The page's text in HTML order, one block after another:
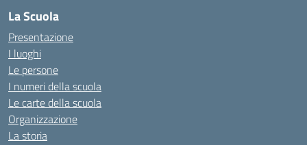
La Scuola
Presentazione
I luoghi
Le persone
I numeri della scuola
Le carte della scuola
Organizzazione
La storia